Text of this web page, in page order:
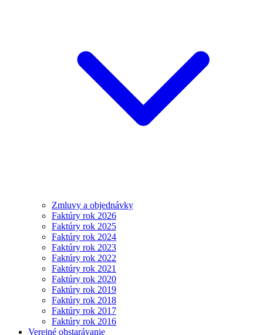
Zmluvy a objednávky
Faktúry rok 2026
Faktúry rok 2025
Faktúry rok 2024
Faktúry rok 2023
Faktúry rok 2022
Faktúry rok 2021
Faktúry rok 2020
Faktúry rok 2019
Faktúry rok 2018
Faktúry rok 2017
Faktúry rok 2016
Verejné obstarávanie